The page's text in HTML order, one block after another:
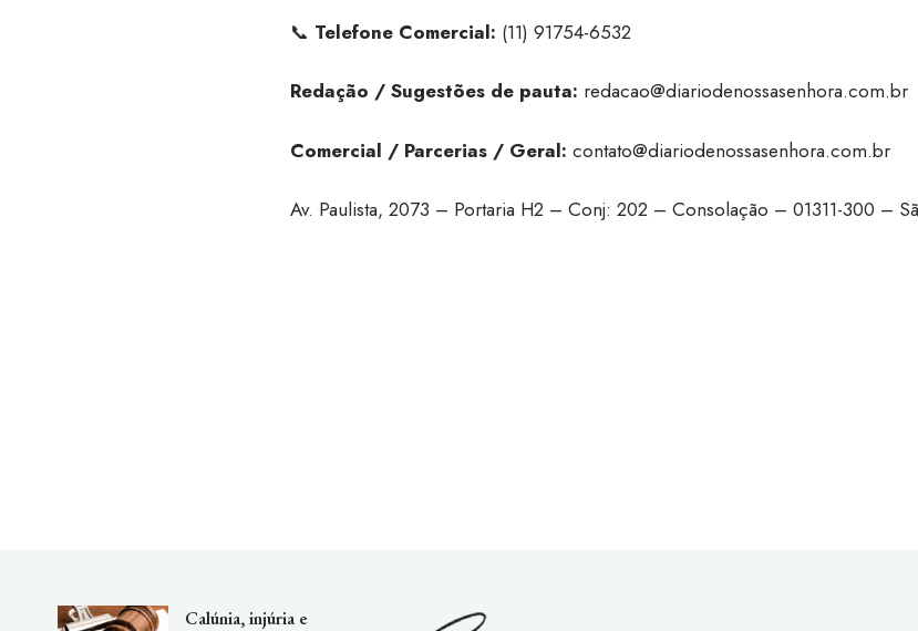
📞 Telefone Comercial: (11) 91754-6532
Redação / Sugestões de pauta: redacao@diariodenossasenhora.com.br
Comercial / Parcerias / Geral: contato@diariodenossasenhora.com.br
Av. Paulista, 2073 – Portaria H2 – Conj: 202 – Consolação – 01311-300 –
Calúnia, injúria e